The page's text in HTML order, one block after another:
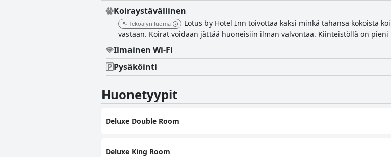
Koiraystävällinen
Tekoälyn luoma
Lotus by Hotel Inn toivottaa kaksi minkä tahansa kokoista
vastaan. Koirat voidaan jättää huoneisiin ilman valvontaa. Kiinteistöllä on
Ilmainen Wi-Fi
Pysäköinti
Huonetyypit
Deluxe Double Room
Deluxe King Room